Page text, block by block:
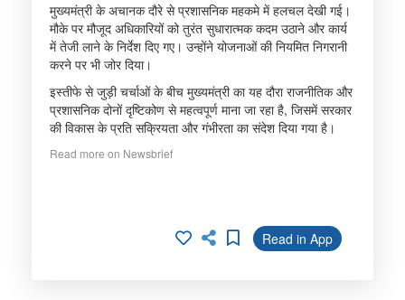
मुख्यमंत्री के अचानक दौरे से प्रशासनिक महकमे में हलचल देखी गई।
मौके पर मौजूद अधिकारियों को तुरंत सुधारात्मक कदम उठाने और कार्य
में तेजी लाने के निर्देश दिए गए। उन्होंने योजनाओं की नियमित निगरानी
करने पर भी जोर दिया।
इस्तीफे से जुड़ी चर्चाओं के बीच मुख्यमंत्री का यह दौरा राजनीतिक और
प्रशासनिक दोनों दृष्टिकोण से महत्वपूर्ण माना जा रहा है, जिसमें सरकार
की विकास के प्रति सक्रियता और गंभीरता का संदेश दिया गया है।
Read more on Newsbrief
Read in App